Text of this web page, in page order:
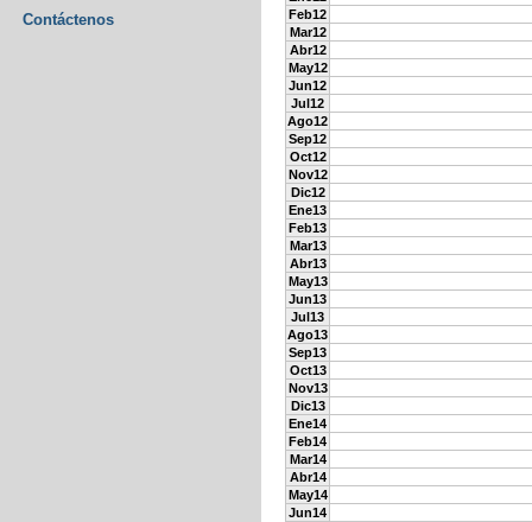
Contáctenos
Feb12
Mar12
Abr12
May12
Jun12
Jul12
Ago12
Sep12
Oct12
Nov12
Dic12
Ene13
Feb13
Mar13
Abr13
May13
Jun13
Jul13
Ago13
Sep13
Oct13
Nov13
Dic13
Ene14
Feb14
Mar14
Abr14
May14
Jun14